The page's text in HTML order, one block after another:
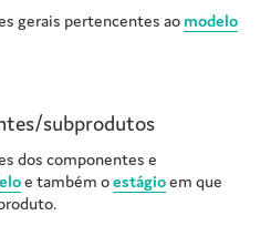
gerais pertencentes ao modelo
subprodutos
dos componentes e
e também oestágioem que